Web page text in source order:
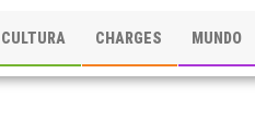
CULTURA CHARGES MUNDO